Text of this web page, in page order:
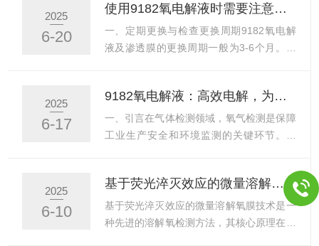
的质量控制体系，SWAN磷表试剂能够提供
高精度的检测结果。这种精准性对于水质监
测尤为重要，因为即使是微小的磷含量变化
烷膜在40℃时Si-O键断裂速率是25℃时的
2.8倍，膜体变薄且渗透率异常。化学腐蚀
方面，工业废水中的强酸、强碱及重金属离
附着是另一主要失效原因，藻类、硅藻等微
生物在膜表面形成生物膜，遮挡荧光信号并
分泌酸性代谢物腐蚀膜涂层，在地表水环境
2025
6-20
使用9182氧电解液时需要注意的维护事项
一、定期更换与检查更换周期9182氧电解
液及渗透膜的更换周期一般为3-6个月。这
而影响测量的准确性。如果发现测量系统响
应时间变长、膜破裂或在无氧介质中电流增
大等情况，也需要及时更换电解液和渗透
变黑，则需要进行再生处理。再生方法是将
电极的黑色部分浸泡在10%的氨水中约一小
时，然后用软水冲洗并擦干。如果氨水清洗
2025
6-17
9182氧电解液：高效电解，为气体检测保驾护航
一、引言在气体检测领域，氧气检测是保障
工业生产安全和环境监测的关键环节。准
故、保障人员健康以及优化工业流程至关重
要。9182氧电解液作为一种高效的电解
液，广泛应用于氧气传感器中，为气体检测
提供了稳定、可靠的保障。二、特性与优势
2025
6-10
基于荧光淬灭效应的微量溶解氧膜技术及其应用
基于荧光淬灭效应的微量溶解氧膜技术是一
种先进的溶解氧检测方法，其核心原理在于